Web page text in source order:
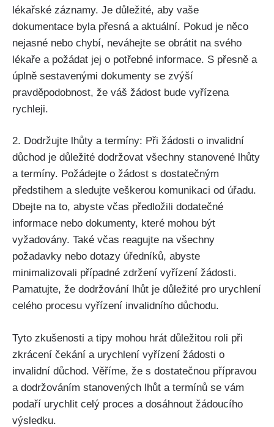
lékařské záznamy. Je důležité, aby vaše
dokumentace byla přesná a aktuální. Pokud je něco
nejasné nebo chybí, neváhejte se obrátit na svého
lékaře a požádat jej o potřebné informace. S přesně a
úplně sestavenými dokumenty se zvýší
pravděpodobnost, že váš žádost bude vyřízena
rychleji.
2. Dodržujte lhůty a termíny: Při žádosti o invalidní
důchod je důležité dodržovat všechny stanovené lhůty
a termíny. Požádejte o žádost s dostatečným
předstihem a sledujte veškerou komunikaci od úřadu.
Dbejte na to, abyste včas předložili dodatečné
informace nebo dokumenty, které mohou být
vyžadovány. Také včas reagujte na všechny
požadavky nebo dotazy úředníků, abyste
minimalizovali případné zdržení vyřízení žádosti.
Pamatujte, že dodržování lhůt je důležité pro urychlení
celého procesu vyřízení invalidního důchodu.
Tyto zkušenosti a tipy mohou hrát důležitou roli při
zkrácení čekání a urychlení vyřízení žádosti o
invalidní důchod. Věříme, že s dostatečnou přípravou
a dodržováním stanovených lhůt a termínů se vám
podaří urychlit celý proces a dosáhnout žádoucího
výsledku.